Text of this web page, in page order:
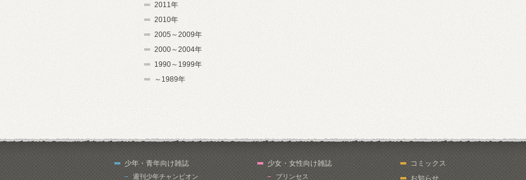
2011年
2010年
2005～2009年
2000～2004年
1990～1999年
～1989年
少年・青年向け雑誌
週刊少年チャンピオン
少女・女性向け雑誌
プリンセス
コミックス
お知らせ